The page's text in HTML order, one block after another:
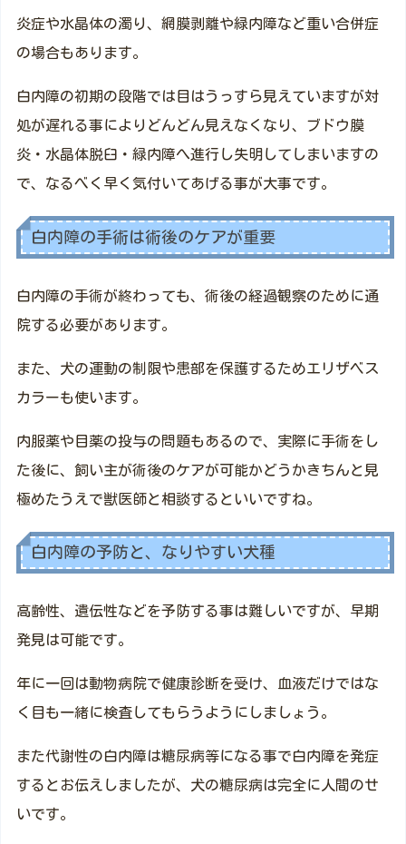
炎症や水晶体の濁り、網膜剥離や緑内障など重い合併症
の場合もあります。
白内障の初期の段階では目はうっすら見えていますが対
処が遅れる事によりどんどん見えなくなり、ブドウ膜
炎・水晶体脱臼・緑内障へ進行し失明してしまいますの
で、なるべく早く気付いてあげる事が大事です。
白内障の手術は術後のケアが重要
白内障の手術が終わっても、術後の経過観察のために通
院する必要があります。
また、犬の運動の制限や患部を保護するためエリザベス
カラーも使います。
内服薬や目薬の投与の問題もあるので、実際に手術をし
た後に、飼い主が術後のケアが可能かどうかきちんと見
極めたうえで獣医師と相談するといいですね。
白内障の予防と、なりやすい犬種
高齢性、遺伝性などを予防する事は難しいですが、早期
発見は可能です。
年に一回は動物病院で健康診断を受け、血液だけではな
く目も一緒に検査してもらうようにしましょう。
また代謝性の白内障は糖尿病等になる事で白内障を発症
するとお伝えしましたが、犬の糖尿病は完全に人間のせ
いです。